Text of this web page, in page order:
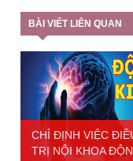
BÀI VIẾT LIÊN QUAN
CHỈ ĐỊNH VIỆC
TRỊ NỘI KHOA